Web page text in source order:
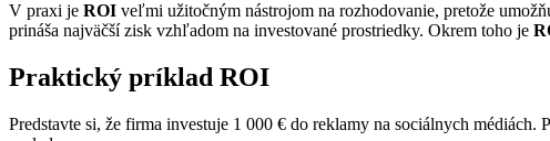
V praxi je ROI veľmi užitočným nástrojom na rozhodovanie, pretože
prináša najväčší zisk vzhľadom na investované prostriedky. Okrem toho je
Praktický príklad ROI
Predstavte si, že firma investuje 1 000 € do reklamy na sociálnych